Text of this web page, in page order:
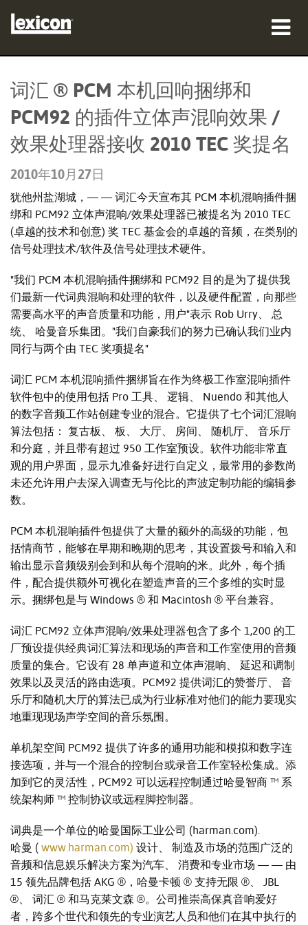
哪里购买
专业人士
培训
支持
语言/地区
词汇 ® PCM 本机回响捆绑和
PCM92 的插件立体声混响效果 /
效果处理器接收 2010 TEC 奖提名
2010年10月27日
犹他州盐湖城，— — 词汇今天宣布其 PCM 本机混响插件捆
绑和 PCM92 立体声混响/效果处理器已被提名为 2010 TEC
(卓越的技术和创意) 奖 TEC 基金会的卓越的音频，在类别的
信号处理技术/软件及信号处理技术硬件。
"我们 PCM 本机混响插件捆绑和 PCM92 目的是为了提供我
们最新一代词典混响和处理的软件，以及硬件配置，向那些
需要高水平的声音质量和功能，用户"表示 Rob Urry、 总
统、 哈曼音乐集团。"我们自豪我们的努力已确认我们业内
同行与两个由 TEC 奖项提名"
词汇 PCM 本机混响插件捆绑旨在作为终极工作室混响插件
软件包中的使用包括 Pro 工具、 逻辑、 Nuendo 和其他人
的数字音频工作站创建专业的混合。它提供了七个词汇混响
算法包括： 复古板、 板、 大厅、 房间、 随机厅、 音乐厅
和分庭，并且带有超过 950 工作室预设。软件功能非常直
观的用户界面，显示九准备好进行自定义，最常用的参数尚
未还允许用户去深入调查无与伦比的声波定制功能的编辑参
数。
PCM 本机混响插件包提供了大量的额外的高级的功能，包
括情商节，能够在早期和晚期的思考，其设置拨号和输入和
输出显示音频级别会到和从每个混响的米。此外，每个插
件，配合提供额外可视化在塑造声音的三个多维的实时显
示。捆绑包是与 Windows ® 和 Macintosh ® 平台兼容。
词汇 PCM92 立体声混响/效果处理器包含了多个 1,200 的工
厂预设提供经典词汇算法和现场的声音和工作室使用的音频
质量的集合。它设有 28 单声道和立体声混响、 延迟和调制
效果以及灵活的路由选项。PCM92 提供词汇的赞誉厅、 音
乐厅和随机大厅的算法已成为行业标准对他们的能力要现实
地重现现场声学空间的音乐氛围。
单机架空间 PCM92 提供了许多的通用功能和模拟和数字连
接选项，并与一个混合的控制台或录音工作室轻松集成。添
加到它的灵活性，PCM92 可以远程控制通过哈曼智商 ™ 系
统架构师 ™ 控制协议或远程脚控制器。
词典是一个单位的哈曼国际工业公司 (harman.com).
哈曼 ( www.harman.com) 设计、 制造及市场的范围广泛的
音频和信息娱乐解决方案为汽车、 消费和专业市场 — — 由
15 领先品牌包括 AKG ®，哈曼卡顿 ® 支持无限 ®、 JBL
®、 词汇 ® 和马克莱文森 ®。公司推崇高保真音响爱好
者，跨多个世代和领先的专业演艺人员和他们在其中执行的